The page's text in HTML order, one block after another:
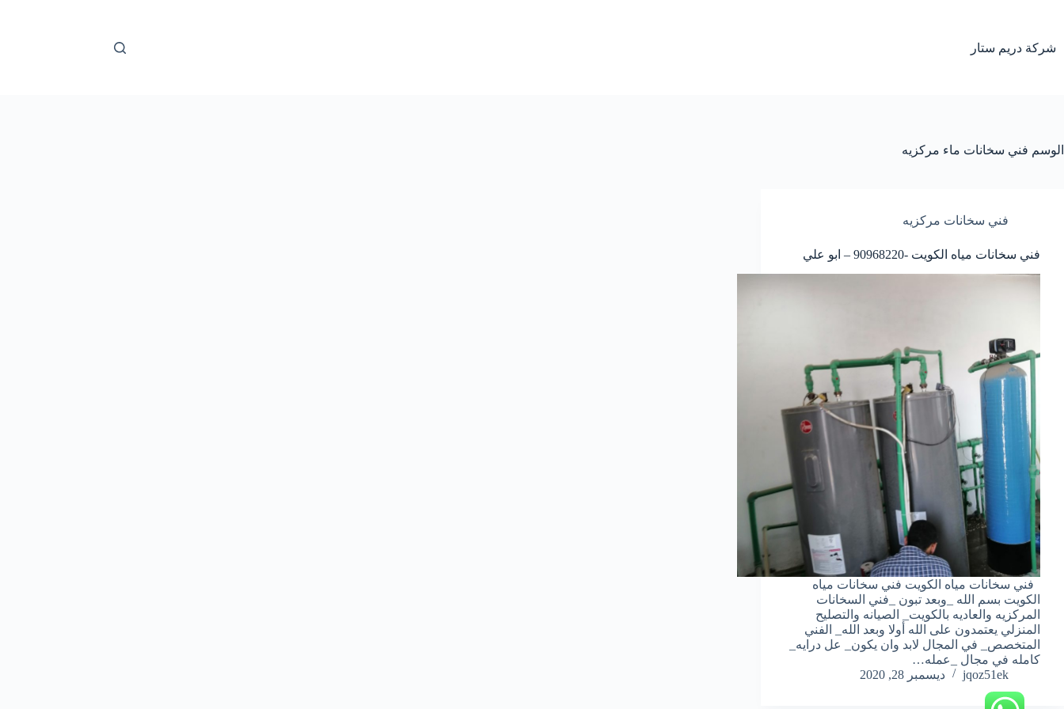
شركة دريم ستار
الوسم فني سخانات ماء مركزيه
فني سخانات مركزيه
فني سخانات مياه الكويت -90968220 – ابو علي
فني سخانات مياه الكويت فني سخانات مياه
الكويت بسم الله _وبعد تبون _فني السخانات
المركزيه والعاديه بالكويت_ الصيانه والتصليح
المنزلي يعتمدون على الله أولا وبعد الله_ الفني
المتخصص_ في المجال لابد وان يكون_ عل درايه_
كامله في مجال _عمله…
jqoz51ek
ديسمبر 28, 2020